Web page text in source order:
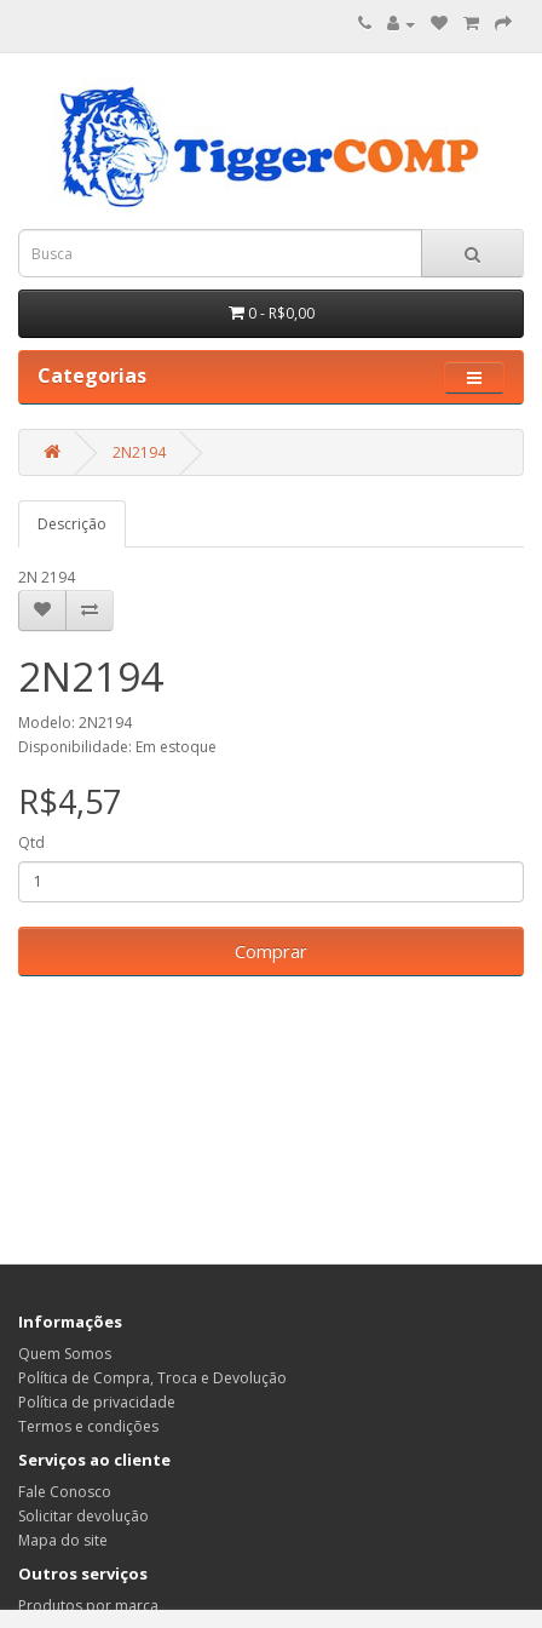
0 - R$0,00
Categorias
2N2194
Descrição
2N 2194
2N2194
Modelo: 2N2194
Disponibilidade: Em estoque
R$4,57
Qtd
Comprar
Informações
Quem Somos
Política de Compra, Troca e Devolução
Política de privacidade
Termos e condições
Serviços ao cliente
Fale Conosco
Solicitar devolução
Mapa do site
Outros serviços
Produtos por marca